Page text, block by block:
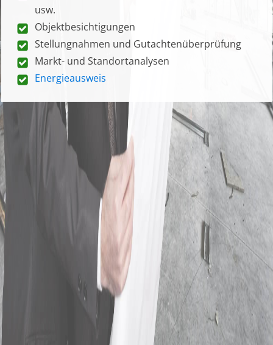
usw.
Objektbesichtigungen
Stellungnahmen und Gutachtenüberprüfung
Markt- und Standortanalysen
Energieausweis